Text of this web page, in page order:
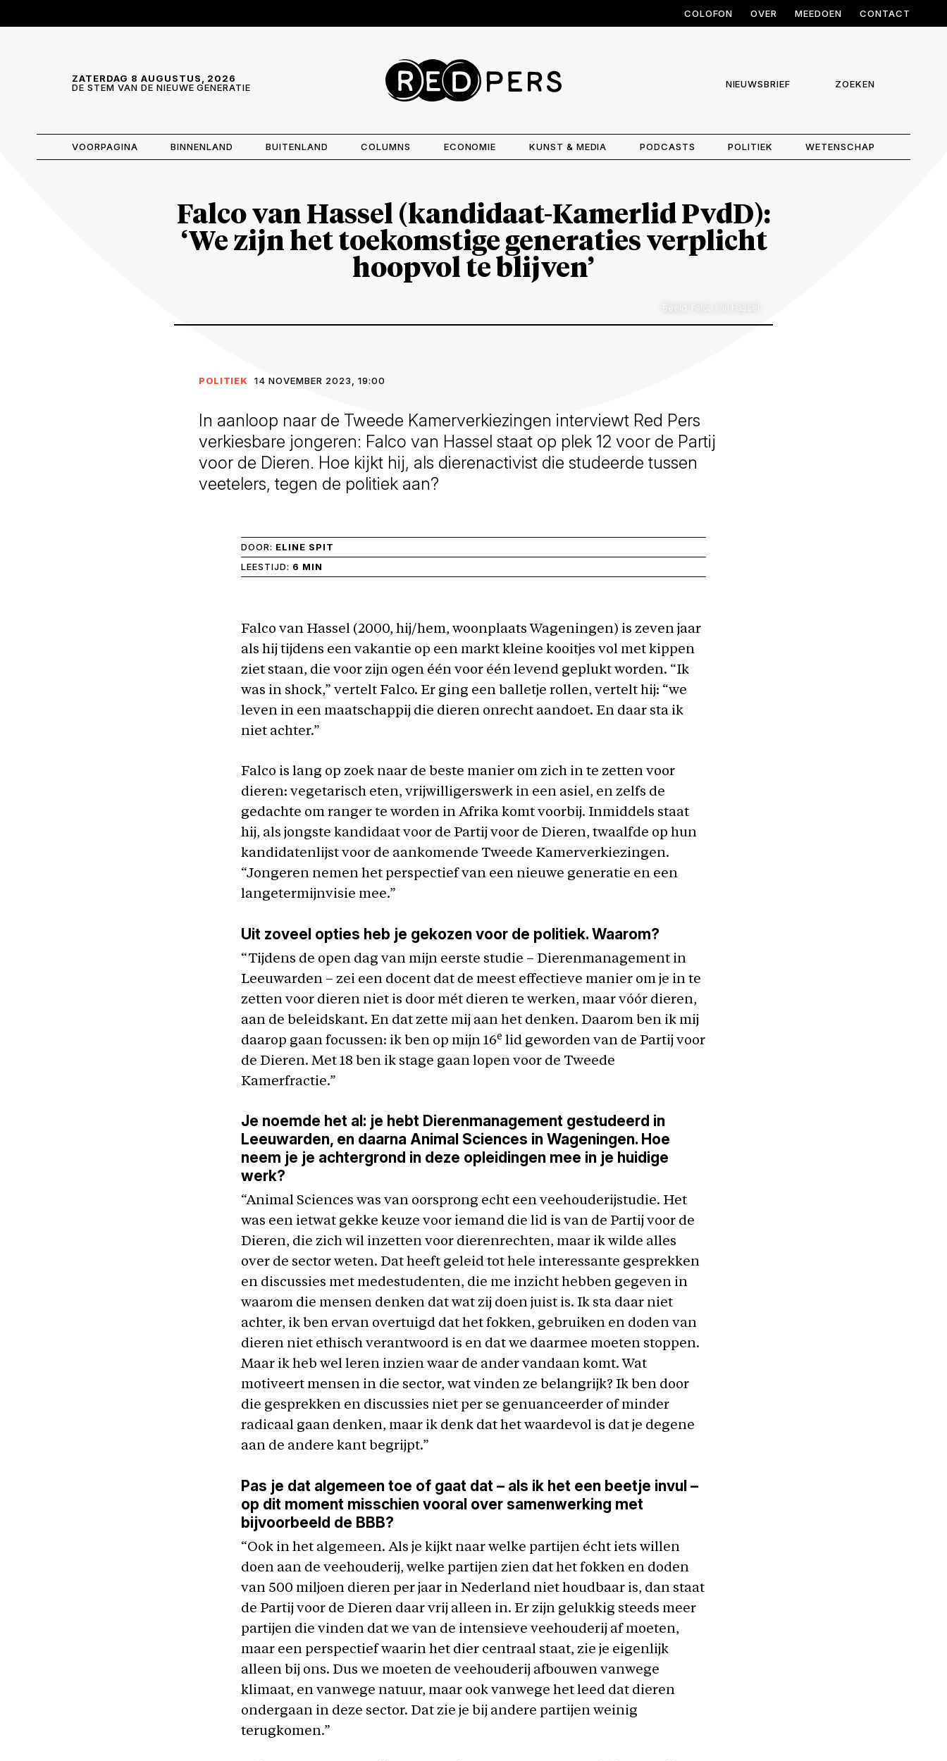
COLOFON OVER MEEDOEN CONTACT
ZATERDAG 8 AUGUSTUS, 2026
DE STEM VAN DE NIEUWE GENERATIE
NIEUWSBRIEF ZOEKEN
VOORPAGINA BINNENLAND BUITENLAND COLUMNS ECONOMIE KUNST & MEDIA PODCASTS POLITIEK WETENSCHAP
Falco van Hassel (kandidaat-Kamerlid PvdD):
‘We zijn het toekomstige generaties verplicht
hoopvol te blijven’
Beeld: Falco van Hassel
POLITIEK 14 NOVEMBER 2023, 19:00
In aanloop naar de Tweede Kamerverkiezingen interviewt Red Pers
verkiesbare jongeren: Falco van Hassel staat op plek 12 voor de Partij
voor de Dieren. Hoe kijkt hij, als dierenactivist die studeerde tussen
veetelers, tegen de politiek aan?
DOOR: ELINE SPIT
LEESTIJD: 6 MIN
Falco van Hassel (2000, hij/hem, woonplaats Wageningen) is zeven jaar
als hij tijdens een vakantie op een markt kleine kooitjes vol met kippen
ziet staan, die voor zijn ogen één voor één levend geplukt worden. “Ik
was in shock,” vertelt Falco. Er ging een balletje rollen, vertelt hij: “we
leven in een maatschappij die dieren onrecht aandoet. En daar sta ik
niet achter.”
Falco is lang op zoek naar de beste manier om zich in te zetten voor
dieren: vegetarisch eten, vrijwilligerswerk in een asiel, en zelfs de
gedachte om ranger te worden in Afrika komt voorbij. Inmiddels staat
hij, als jongste kandidaat voor de Partij voor de Dieren, twaalfde op hun
kandidatenlijst voor de aankomende Tweede Kamerverkiezingen.
“Jongeren nemen het perspectief van een nieuwe generatie en een
langetermijnvisie mee.”
Uit zoveel opties heb je gekozen voor de politiek. Waarom?
“Tijdens de open dag van mijn eerste studie – Dierenmanagement in
Leeuwarden – zei een docent dat de meest effectieve manier om je in te
zetten voor dieren niet is door mét dieren te werken, maar vóór dieren,
aan de beleidskant. En dat zette mij aan het denken. Daarom ben ik mij
daarop gaan focussen: ik ben op mijn 16e lid geworden van de Partij voor
de Dieren. Met 18 ben ik stage gaan lopen voor de Tweede
Kamerfractie.”
Je noemde het al: je hebt Dierenmanagement gestudeerd in
Leeuwarden, en daarna Animal Sciences in Wageningen. Hoe
neem je je achtergrond in deze opleidingen mee in je huidige
werk?
“Animal Sciences was van oorsprong echt een veehouderijstudie. Het
was een ietwat gekke keuze voor iemand die lid is van de Partij voor de
Dieren, die zich wil inzetten voor dierenrechten, maar ik wilde alles
over de sector weten. Dat heeft geleid tot hele interessante gesprekken
en discussies met medestudenten, die me inzicht hebben gegeven in
waarom die mensen denken dat wat zij doen juist is. Ik sta daar niet
achter, ik ben ervan overtuigd dat het fokken, gebruiken en doden van
dieren niet ethisch verantwoord is en dat we daarmee moeten stoppen.
Maar ik heb wel leren inzien waar de ander vandaan komt. Wat
motiveert mensen in die sector, wat vinden ze belangrijk? Ik ben door
die gesprekken en discussies niet per se genuanceerder of minder
radicaal gaan denken, maar ik denk dat het waardevol is dat je degene
aan de andere kant begrijpt.”
Pas je dat algemeen toe of gaat dat – als ik het een beetje invul –
op dit moment misschien vooral over samenwerking met
bijvoorbeeld de BBB?
“Ook in het algemeen. Als je kijkt naar welke partijen écht iets willen
doen aan de veehouderij, welke partijen zien dat het fokken en doden
van 500 miljoen dieren per jaar in Nederland niet houdbaar is, dan staat
de Partij voor de Dieren daar vrij alleen in. Er zijn gelukkig steeds meer
partijen die vinden dat we van de intensieve veehouderij af moeten,
maar een perspectief waarin het dier centraal staat, zie je eigenlijk
alleen bij ons. Dus we moeten de veehouderij afbouwen vanwege
klimaat, en vanwege natuur, maar ook vanwege het leed dat dieren
ondergaan in deze sector. Dat zie je bij andere partijen weinig
terugkomen.”